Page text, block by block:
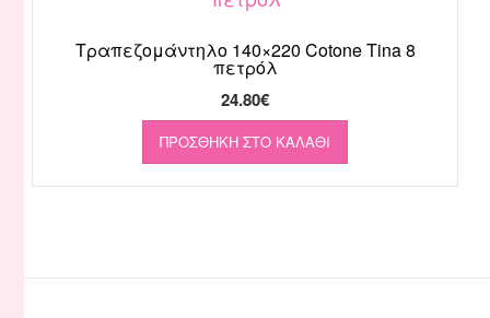
Τραπεζομάντηλο 140×220 Cotone Tina 8
πετρόλ
24.80€
ΠΡΟΣΘΉΚΗ ΣΤΟ ΚΑΛΆΘΙ